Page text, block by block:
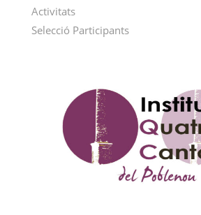
Activitats
Selecció Participants